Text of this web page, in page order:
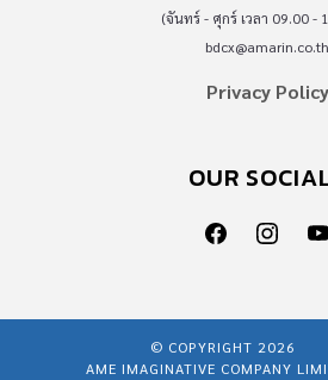
(จันทร์ - ศุกร์ เวลา 09.00 -
bdcx@amarin.co.th
Privacy Policy
OUR
© COPYRIGHT 2026
AME IMAGINATIVE COMPANY